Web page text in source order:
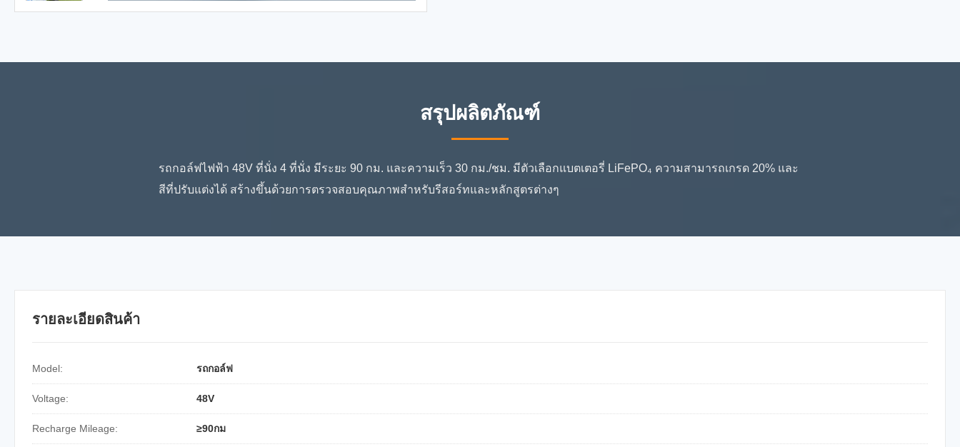
สรุปผลิตภัณฑ์
รถกอล์ฟไฟฟ้า 48V ที่นั่ง 4 ที่นั่ง มีระยะ 90 กม. และความเร็ว 30 กม./ชม. มีตัวเลือกแบตเตอรี่ LiFePO₄ ความสามารถเกรด 20% และ
สีที่ปรับแต่งได้ สร้างขึ้นด้วยการตรวจสอบคุณภาพสำหรับรีสอร์ทและหลักสูตรต่างๆ
รายละเอียดสินค้า
Model: รถกอล์ฟ
Voltage: 48V
Recharge Mileage: ≥90กม